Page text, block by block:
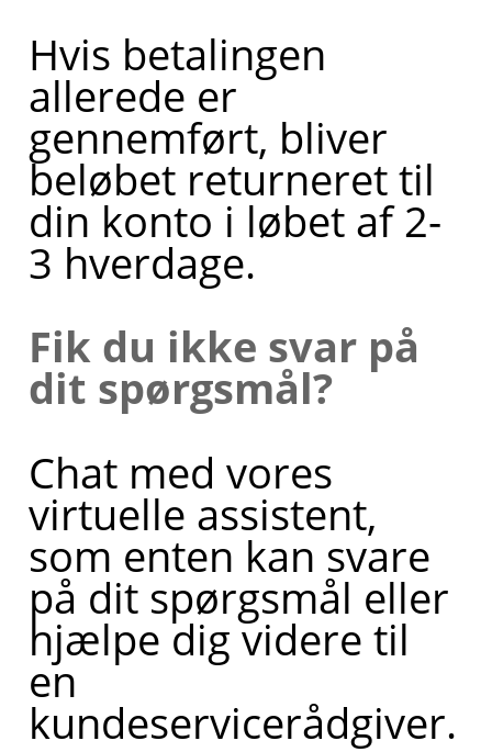
Hvis betalingen
allerede er
gennemført, bliver
beløbet returneret til
din konto i løbet af 2-
3 hverdage.
Fik du ikke svar på
dit spørgsmål?
Chat med vores
virtuelle assistent,
som enten kan svare
på dit spørgsmål eller
hjælpe dig videre til
en
kundeservicerådgiver.